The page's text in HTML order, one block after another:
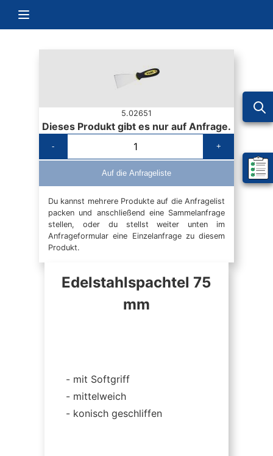
Navigation umschalten
Mein
5.02651
Dieses Produkt gibt es nur auf Anfrage.
- +
Auf die Anfrageliste
Du kannst mehrere Produkte auf die Anfragelist
packen und anschließend eine Sammelanfrage
stellen, oder du stellst weiter unten im
Anfrageformular eine Einzelanfrage zu diesem
Produkt.
Edelstahlspachtel 75
mm
mit Softgriff
mittelweich
konisch geschliffen